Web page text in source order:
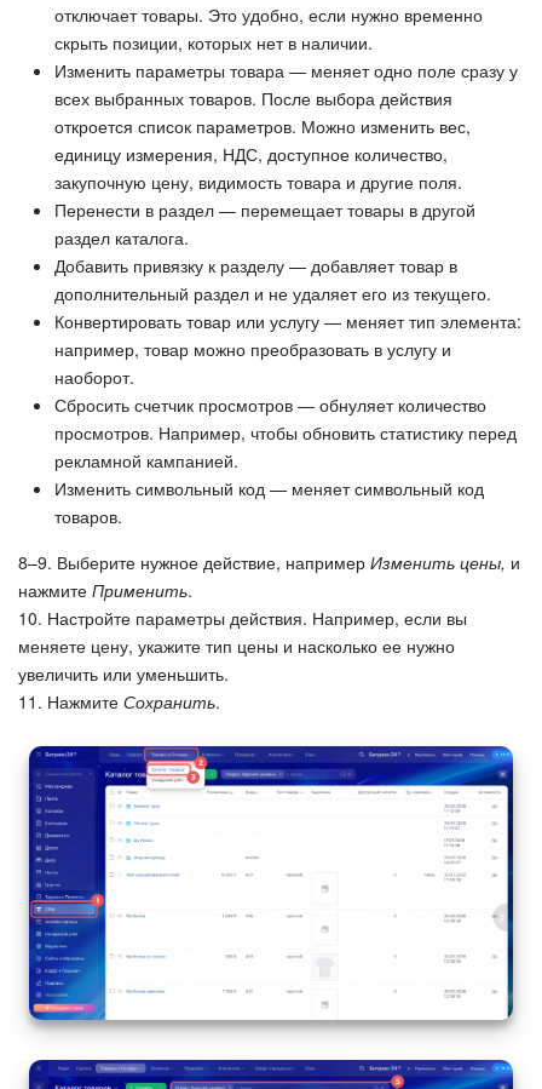
Маркетплейс
Контакт-центр
Настройки
Виджет сотрудника
Телефония
Филиальная сеть
Приложение Битрикс24
Общие вопросы
Битрикс24 в коробке
Изменения в статьях (архив)
ПОЛУЧИТЬ БЕСПЛАТНО
отключает товары. Это удобно, если нужно временно
скрыть позиции, которых нет в наличии.
Изменить параметры товара — меняет одно поле сразу у
всех выбранных товаров. После выбора действия
откроется список параметров. Можно изменить вес,
единицу измерения, НДС, доступное количество,
закупочную цену, видимость товара и другие поля.
Перенести в раздел — перемещает товары в другой
раздел каталога.
Добавить привязку к разделу — добавляет товар в
дополнительный раздел и не удаляет его из текущего.
Конвертировать товар или услугу — меняет тип элемента:
например, товар можно преобразовать в услугу и
наоборот.
Сбросить счетчик просмотров — обнуляет количество
просмотров. Например, чтобы обновить статистику перед
рекламной кампанией.
Изменить символьный код — меняет символьный код
товаров.
8–9. Выберите нужное действие, например Изменить цены, и
нажмите Применить.
10. Настройте параметры действия. Например, если вы
меняете цену, укажите тип цены и насколько ее нужно
увеличить или уменьшить.
11. Нажмите Сохранить.